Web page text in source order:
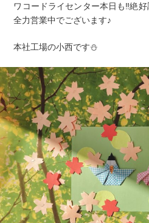
ワコードライセンター本日も‼️絶
全力営業中でございます♪
本社工場の小西です⛄️